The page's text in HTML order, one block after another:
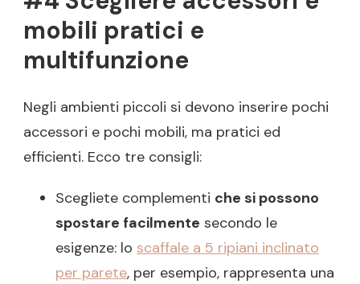
mobili pratici e
multifunzione
Negli ambienti piccoli si devono inserire pochi
accessori e pochi mobili, ma pratici ed
efficienti. Ecco tre consigli:
Scegliete complementi che si possono
spostare facilmente secondo le
esigenze: lo scaffale a 5 ripiani inclinato
per parete, per esempio, rappresenta una